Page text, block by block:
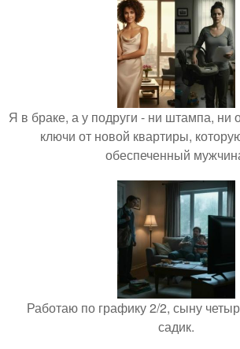
Я в браке, а у подруги - ни штампа, ни
ключи от новой квартиры,
обеспеченный
Работаю по графику 2/2, сыну
садик.